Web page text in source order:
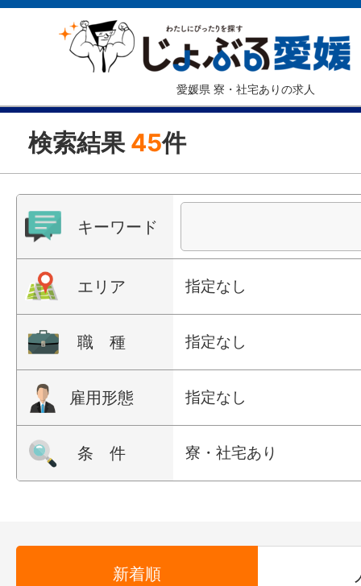
愛媛県 寮・社宅ありの求人
検索結果 45件
キーワード
エリア 指定なし
職 種 指定なし
雇用形態 指定なし
条 件 寮・社宅あり
新着順